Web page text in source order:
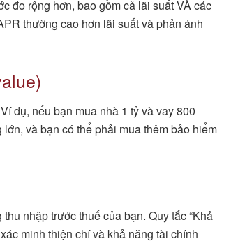
đo rộng hơn, bao gồm cả lãi suất VÀ các
thường cao hơn lãi suất và phản ánh
dụ, nếu bạn mua nhà 1 tỷ và vay 800
và bạn có thể phải mua thêm bảo hiểm
nhập trước thuế của bạn. Quy tắc “Khả
minh thiện chí và khả năng tài chính